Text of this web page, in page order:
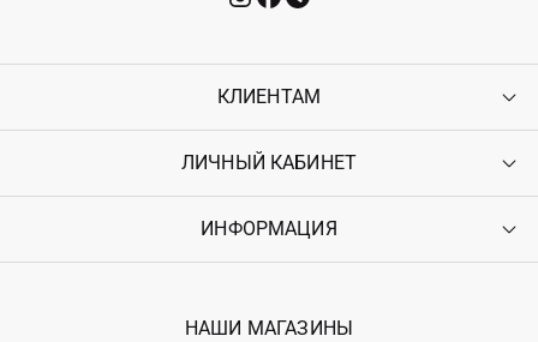
КЛИЕНТАМ
Контакты
Возврат
Гарантия
ЛИЧНЫЙ КАБИНЕТ
Войти
Ostriv Club+
ИНФОРМАЦИЯ
Наши магазини
НАШИ МАГАЗИНЫ